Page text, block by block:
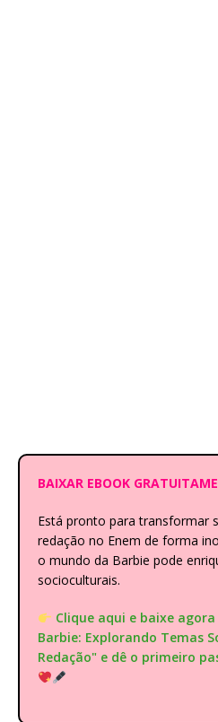
BAIXAR EBOOK
Está pronto para transformar
redação no Enem de forma
o mundo da Barbie pode
socioculturais.
Clique aqui e baixe
Barbie: Explorando Temas
Redação" e dê o primeiro